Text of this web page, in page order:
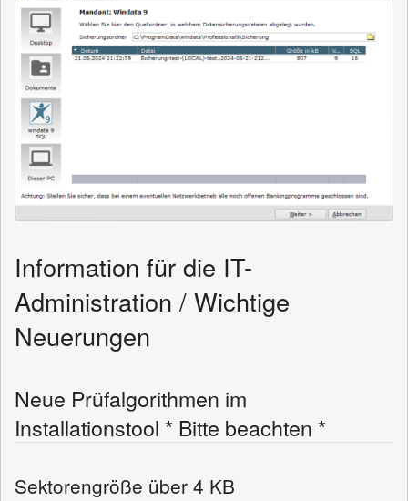
Information für die IT-
Administration / Wichtige
Neuerungen
Neue Prüfalgorithmen im
Installationstool * Bitte beachten *
Sektorengröße über 4 KB